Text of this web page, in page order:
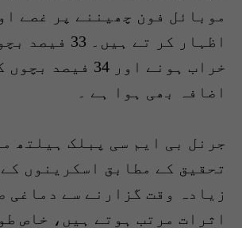
موبائل فون چھیننے پر غصے
اظہار کر تے
خراب ہونے اور 34
اضافہ بھی ہوا ہے ۔
جرنل بی ایم سی پبلک ہیلتھ
تحقیق کے مطابق اسکرینوں
زیادہ وقت گزارنے سے دماغی